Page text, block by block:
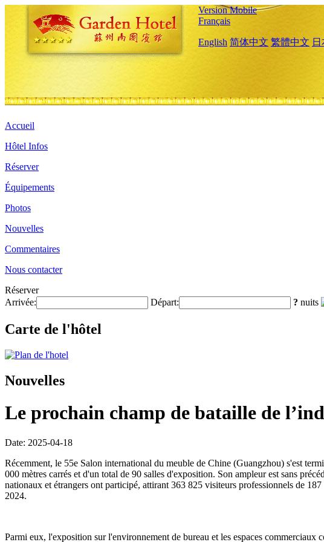
Version Mobile
Français
English 简体中文 繁體中文
Accueil
Hôtel Infos
Réserver
Équipements
Photos
Nouvelles
Commentaires
Nous contacter
Réserver
Arrivée:
Départ: ? nuits
Carte de l'hôtel
Nouvelles
Le prochain champ de bataille de
Date: 2025-04-18
Récemment, le 55e Salon international du meuble de Chine (Guangzhou) s'est
000 mètres carrés et d'un total de 90 salles d'exposition. Son ampleur est sans
nationaux et étrangers ont participé, attirant 363 825 visiteurs professionnels de
2024.
Parmi eux, l'exposition sur l'environnement de bureau et les espaces commerciaux